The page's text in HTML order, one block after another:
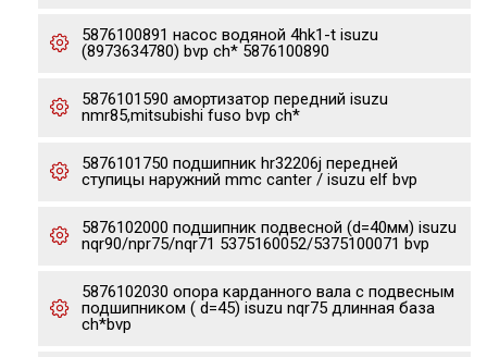
5876100891 насос водяной 4hk1-t isuzu
(8973634780) bvp ch* 5876100890
5876101590 амортизатор передний isuzu
nmr85,mitsubishi fuso bvp ch*
5876101750 подшипник hr32206j передней
ступицы наружний mmc canter / isuzu elf bvp
5876102000 подшипник подвесной (d=40мм) isuzu
nqr90/npr75/nqr71 5375160052/5375100071 bvp
5876102030 опора карданного вала с подвесным
подшипником ( d=45) isuzu nqr75 длинная база
ch*bvp